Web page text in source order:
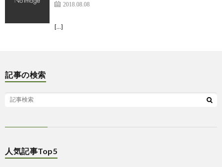
2018.08.08
[…]
記事の検索
人気記事Top5